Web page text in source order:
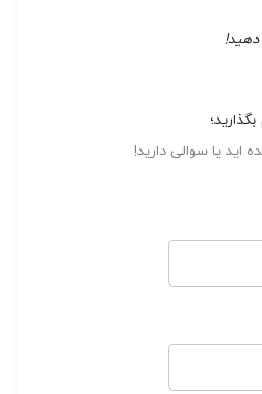
اید یا سوالی دارید!